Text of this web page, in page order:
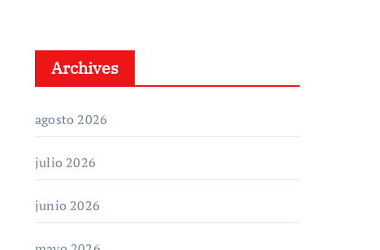
Archives
agosto 2026
julio 2026
junio 2026